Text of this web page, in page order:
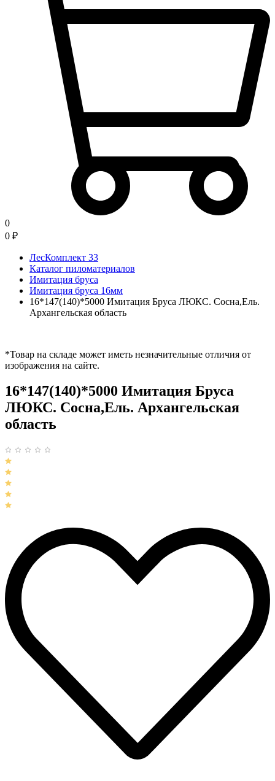
0
0 ₽
ЛесКомплект 33
Каталог пиломатериалов
Имитация бруса
Имитация бруса 16мм
16*147(140)*5000 Имитация Бруса ЛЮКС. Сосна,Ель.
Архангельская область
*Товар на складе может иметь незначительные отличия от
изображения на сайте.
16*147(140)*5000 Имитация Бруса
ЛЮКС. Сосна,Ель. Архангельская
область